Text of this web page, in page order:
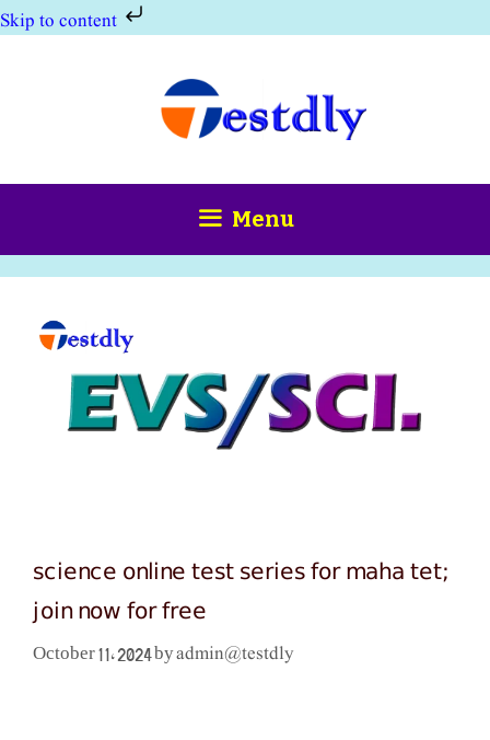
Skip to content
Menu
science online test series for maha tet;
join now for free
October 11, 2024 byadmin@testdly